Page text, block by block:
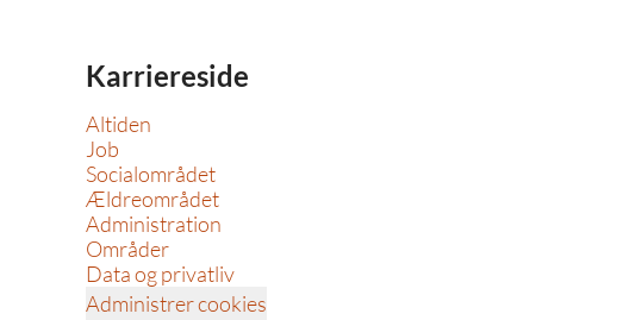
Karriereside
Altiden
Job
Socialområdet
Ældreområdet
Administration
Områder
Data og privatliv
Administrer cookies